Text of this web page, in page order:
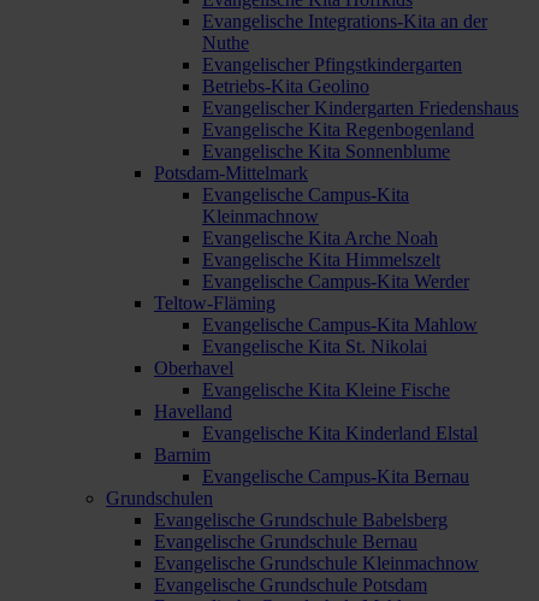
Evangelische Integrations-Kita an der
Nuthe
Evangelischer Pfingstkindergarten
Betriebs-Kita Geolino
Evangelischer Kindergarten Friedenshaus
Evangelische Kita Regenbogenland
Evangelische Kita Sonnenblume
Potsdam-Mittelmark
Evangelische Campus-Kita
Kleinmachnow
Evangelische Kita Arche Noah
Evangelische Kita Himmelszelt
Evangelische Campus-Kita Werder
Teltow-Fläming
Evangelische Campus-Kita Mahlow
Evangelische Kita St. Nikolai
Oberhavel
Evangelische Kita Kleine Fische
Havelland
Evangelische Kita Kinderland Elstal
Barnim
Evangelische Campus-Kita Bernau
Grundschulen
Evangelische Grundschule Babelsberg
Evangelische Grundschule Bernau
Evangelische Grundschule Kleinmachnow
Evangelische Grundschule Potsdam